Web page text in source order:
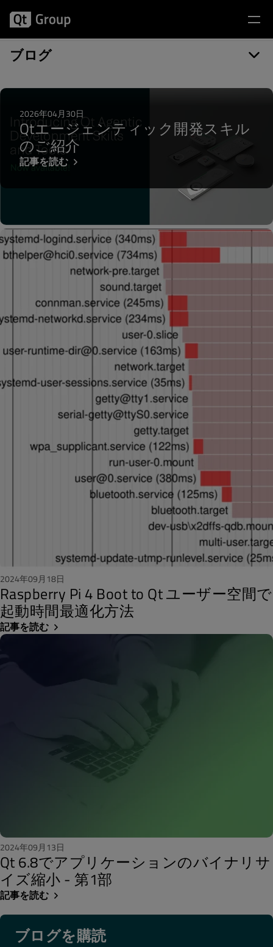
ブログ
記事カテゴリー: Optimization
2026年04月30日
Qtエージェンティック開発スキル
のご紹介
記事を読む
2024年09月18日
Raspberry Pi 4 Boot to Qt ユーザー空間で
起動時間最適化方法
記事を読む
2024年09月13日
Qt 6.8でアプリケーションのバイナリサ
イズ縮小 - 第1部
記事を読む
ブログを購読